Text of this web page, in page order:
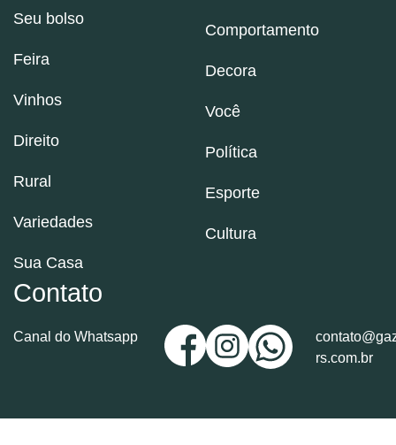
Seu bolso
Feira
Vinhos
Direito
Rural
Variedades
Sua Casa
Comportamento
Decora
Você
Política
Esporte
Cultura
Contato
Canal do Whatsapp
rs.com.br